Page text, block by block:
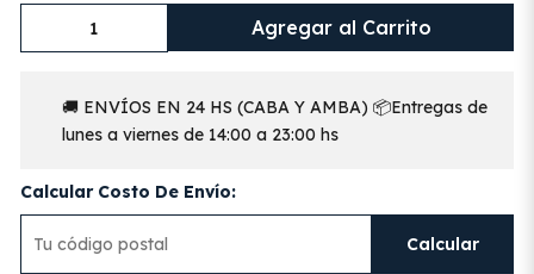
Agregar al Carrito
🚚 ENVÍOS EN 24 HS (CABA Y AMBA) 📦Entregas de
lunes a viernes de 14:00 a 23:00 hs
Calcular Costo De Envío:
Calcular